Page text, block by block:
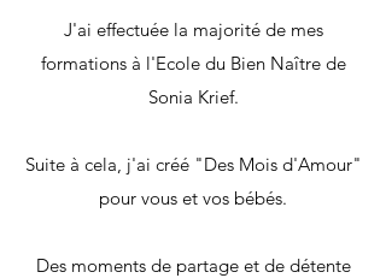
J'ai effectuée la majorité de mes
formations à l'Ecole du Bien Naître de
Sonia Krief.
Suite à cela, j'ai créé "Des Mois d'Amour"
pour vous et vos bébés.
Des moments de partage et de détente